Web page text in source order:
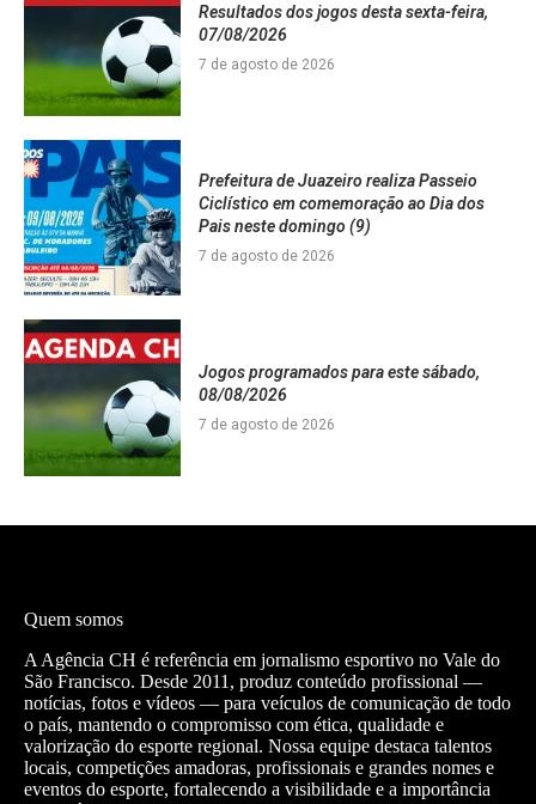
Resultados dos jogos desta sexta-feira,
07/08/2026
7 de agosto de 2026
Prefeitura de Juazeiro realiza Passeio
Ciclístico em comemoração ao Dia dos
Pais neste domingo (9)
7 de agosto de 2026
Jogos programados para este sábado,
08/08/2026
7 de agosto de 2026
Quem somos
A Agência CH é referência em jornalismo esportivo no Vale do
São Francisco. Desde 2011, produz conteúdo profissional —
notícias, fotos e vídeos — para veículos de comunicação de todo
o país, mantendo o compromisso com ética, qualidade e
valorização do esporte regional. Nossa equipe destaca talentos
locais, competições amadoras, profissionais e grandes nomes e
eventos do esporte, fortalecendo a visibilidade e a importância